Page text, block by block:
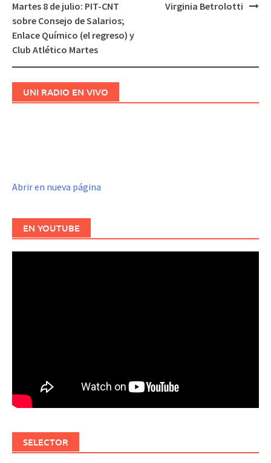
de
entradas
Martes 8 de julio: PIT-CNT
sobre Consejo de Salarios;
Enlace Químico (el regreso) y
Club Atlético Martes
Virginia Betrolotti
UNI RADIO EN VIVO
Abrir en nueva página
EN YOUTUBE
SELECTOR